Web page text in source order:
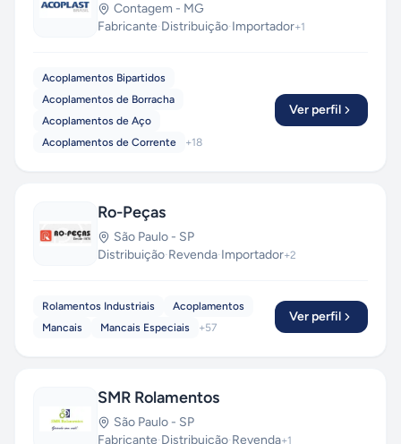
Contagem - MG
Fabricante·Distribuição·Importador+1
Acoplamentos Bipartidos
Acoplamentos de Borracha
Acoplamentos de Aço
Acoplamentos de Corrente
+18
Ver perfil
Ro-Peças
São Paulo - SP
Distribuição·Revenda·Importador+2
Rolamentos Industriais
Acoplamentos
Mancais
Mancais Especiais +57
Ver perfil
SMR Rolamentos
São Paulo - SP
Fabricante·Distribuição·Revenda+1